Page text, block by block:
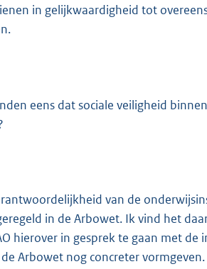
in gelijkwaardigheid tot
eens dat sociale veiligheid
van de
in de Arbowet. Ik vind het
hierover in gesprek te gaan met
Arbowet nog concreter vormgeven.